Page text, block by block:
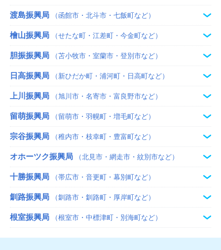
渡島振興局 （函館市・北斗市・七飯町など）
檜山振興局 （せたな町・江差町・今金町など）
胆振振興局 （苫小牧市・室蘭市・登別市など）
日高振興局 （新ひだか町・浦河町・日高町など）
上川振興局 （旭川市・名寄市・富良野市など）
留萌振興局 （留萌市・羽幌町・増毛町など）
宗谷振興局 （稚内市・枝幸町・豊富町など）
オホーツク振興局 （北見市・網走市・紋別市など）
十勝振興局 （帯広市・音更町・幕別町など）
釧路振興局 （釧路市・釧路町・厚岸町など）
根室振興局 （根室市・中標津町・別海町など）